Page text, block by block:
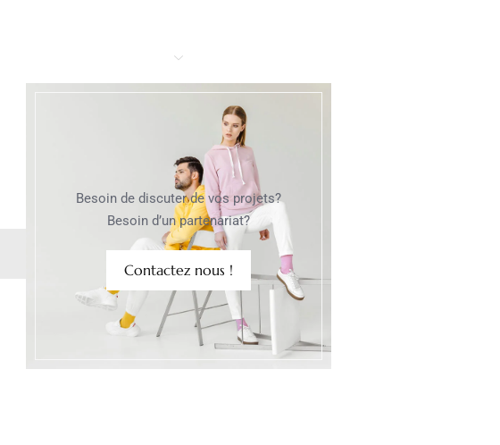
Besoin de discuter de vos projets?
Besoin d’un partenariat?
Contactez nous !